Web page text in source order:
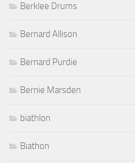
Berklee Drums
Bernard Allison
Bernard Purdie
Bernie Marsden
biathlon
Biathon